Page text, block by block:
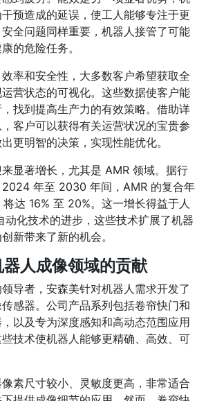
预造成的延误，使工人能够专注于更
全问题同样重要，机器人接管了可能
的危险任务。
率和安全性，大多数客户希望获取全
营状态的可视化。这些数据使客户能
找到提高生产力的有效策略。借助详
客户可以获得有关运营状况的宝贵参
更明智的决策，实现性能优化。
显著增长，尤其是 AMR 领域。据行
2024 年至 2030 年间，AMR 的复合年
达 16% 至 20%。这一增长得益于人
动化技术的进步，这些技术扩展了机器
新带来了新的机会。
人成像领域的贡献
导者，安森美针对机器人需求开发了
感器。公司产品系列包括卷帘快门和
以及专为深度感知和高动态范围应用
技术使机器人能够更精确、高效、可
素尺寸较小、灵敏度更高，非常适合